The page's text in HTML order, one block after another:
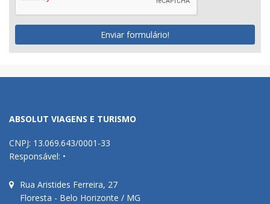
Enviar formulário!
ABSOLUT VIAGENS E TURISMO
CNPJ: 13.069.643/0001-33
Responsável: •
Rua Aristides Ferreira, 27
Floresta - Belo Horizonte / MG